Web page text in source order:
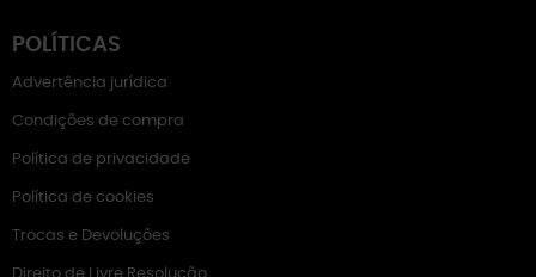
POLÍTICAS
Advertência jurídica
Condições de compra
Política de privacidade
Política de cookies
Trocas e Devoluções